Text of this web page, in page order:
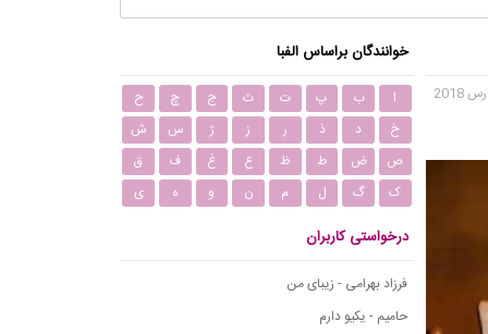
خوانندگان براساس الفبا
ا ب پ ت ث ج چ
ح
خ
د ذ ر ز ژ س
ش
ص
ض ط ظ ع غ ف
ق
ک
گ ل م ن و ه ی
درخواستی کاربران
فرزاد بهرامی - زیبای من
حامیم - یکیو دارم